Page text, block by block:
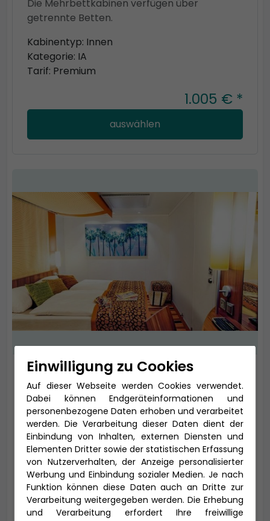
Die Mehrbettkabinen verfügen über
getrennte Betten.
Kabinentyp: Innen
Kategorie: IA
Tarif: Premium
1.005 € *
auswählen
2-Bett Innen
13,5 qm (bis zu 4 Personen), Bad mit Dusche
Die Mehrbettkabinen verfügen über
getrennte Betten.
Kabinentyp: Innen
Kategorie: IB
Tarif: Premium
Aktuell nicht verfügbar, rufen Sie
Einwilligung zu Cookies
Auf dieser Webseite werden Cookies verwendet.
Dabei können Endgeräteinformationen und
personenbezogene Daten erhoben und verarbeitet
werden. Die Verarbeitung dieser Daten dient der
Einbindung von Inhalten, externen Diensten und
Elementen Dritter sowie der statistischen Erfassung
von Nutzerverhalten, der Anzeige personalisierter
Werbung und Einbindung sozialer Medien. Je nach
Funktion können diese Daten auch an Dritte zur
Verarbeitung weitergegeben werden. Die Erhebung
und Verarbeitung erfordert Ihre freiwillige